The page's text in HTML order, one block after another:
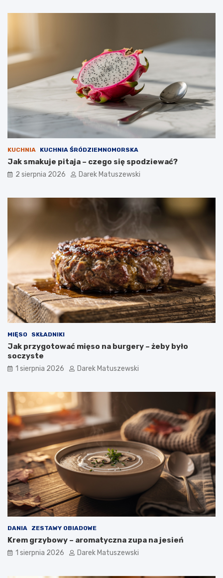
KUCHNIA KUCHNIA ŚRÓDZIEMNOMORSKA
Jak smakuje pitaja – czego się spodziewać?
2 sierpnia 2026 Darek Matuszewski
MIĘSO SKŁADNIKI
Jak przygotować mięso na burgery – żeby było
soczyste
1 sierpnia 2026 Darek Matuszewski
DANIA ZESTAWY OBIADOWE
Krem grzybowy – aromatyczna zupa na jesień
1 sierpnia 2026 Darek Matuszewski